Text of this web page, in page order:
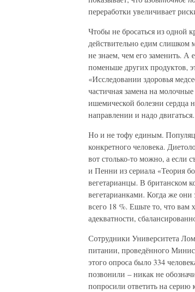
переработки увеличивает
Чтобы не бросаться из одной
действительно едим
не знаем, чем его заменить. А
поменьше других продуктов,
«Исследовании здоровья
частичная замена на
ишемической болезни сердца
направлении и надо
Но и не тофу единым.
конкретного человека.
вот столько-то можно, а если
и Пенни из сериала «Теория
вегетарианцы. В британском
вегетарианками. Когда же
всего 18 %. Ешьте то, что
адекватности,
Сотрудники Университета
питании, проведённого
этого опроса было 334
позвонили – никак не
попросили ответить на серию